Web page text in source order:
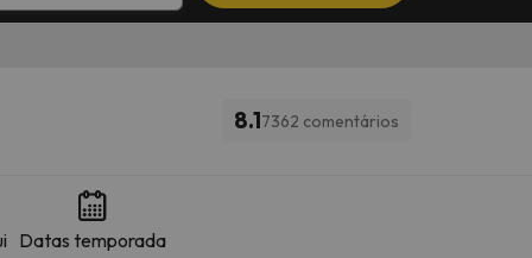
8.17362 comentários
Datas temporada